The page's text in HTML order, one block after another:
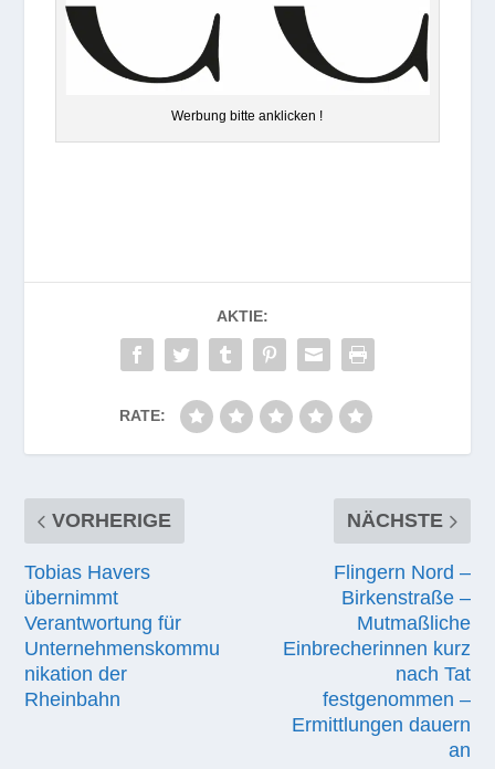
Wer­bung bitte anklicken !
AKTIE:
RATE:
VORHERIGE
Tobias Havers
übernimmt
Verantwortung für
Unternehmenskommu
nikation der
Rheinbahn
NÄCHSTE
Flingern Nord –
Birkenstraße –
Mutmaßliche
Einbrecherinnen kurz
nach Tat
festgenommen –
Ermittlungen dauern
an